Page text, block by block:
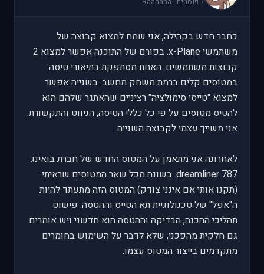
כחבר חדש בקהילה, אני שמח למצוא קבוצה של
משתמשי x-Plane. בפורם של התוכנה אפשר למצוא 2
קבוצות משתמשים. האחת מסתפקת בתיאורי טיסה
במטוסים קלים ברמת משחק מחשב. בשנייה אפשר
למצוא "טייסי סימולציה" רציניים שהאתגר שלהם הוא
להטיס מטוסים על פי כל כללי הטיסה, הניווט והתקשורת.
אני משייך עצמי לקבוצה השנייה.
לאחרונה אני מתאמן על המטוס החדש של חברת בואינג
787 dreamliner. בשונה מכל שאר המטוסים שראיתי
(תקנו אותי אם אינני צודק) המטוס הזה מתעתד להיות
ה"אפל" של טכנולוגיית תא הטייס וההטסה. פישוט
תהליכי ההכנה, הבדיקה וההטסה הוא חדשני ויש אומרים
גם חלקית מהפכני, שלא לדבר על השימוש בחומרים
מתקדמים בייצור המטוס עצמו.